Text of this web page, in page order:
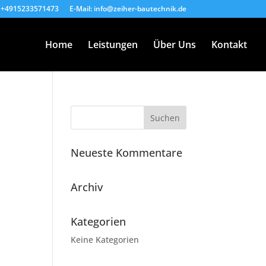
E-Mail: info@zeiher-bautechnik.de
Home Leistungen Über Uns Kontakt
Neueste Kommentare
Archiv
Kategorien
Keine Kategorien